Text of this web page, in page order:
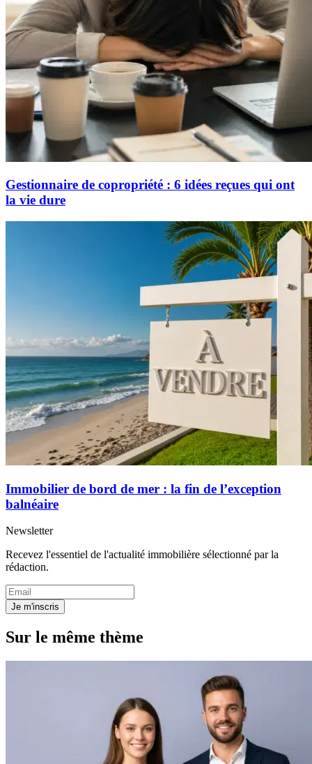
Gestionnaire de copropriété : 6 idées reçues qui ont
la vie dure
Immobilier de bord de mer : la fin de l’exception
balnéaire
Newsletter
Recevez l'essentiel de l'actualité immobilière sélectionné par la
rédaction.
Je m'inscris
Sur le même thème